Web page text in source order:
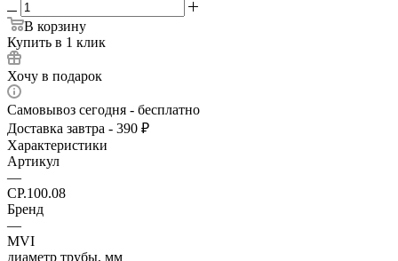
В корзину
Купить в 1 клик
Хочу в подарок
Самовывоз сегодня - бесплатно
Доставка завтра - 390 ₽
Характеристики
Артикул
—
CP.100.08
Бренд
—
MVI
диаметр трубы, мм